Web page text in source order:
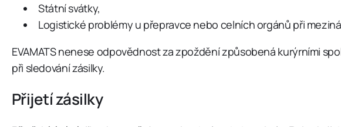
Státní svátky,
Logistické problémy u přepravce nebo celních orgánů při
EVAMATS nenese odpovědnost za zpoždění způsobená kurýrními
při sledování zásilky.
Přijetí zásilky